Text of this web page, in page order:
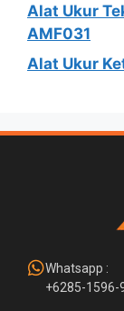
Alat Ukur
AMF031
Alat Ukur
Whatsapp :
+6285-1596-